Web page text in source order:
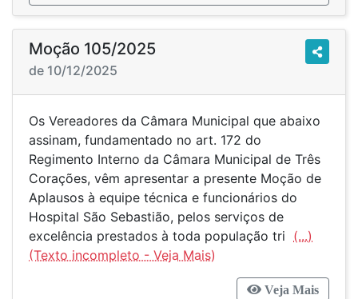
Moção 105/2025
de 10/12/2025
Os Vereadores da Câmara Municipal que abaixo
assinam, fundamentado no art. 172 do
Regimento Interno da Câmara Municipal de Três
Corações, vêm apresentar a presente Moção de
Aplausos à equipe técnica e funcionários do
Hospital São Sebastião, pelos serviços de
excelência prestados à toda população tri (...)
Veja Mais